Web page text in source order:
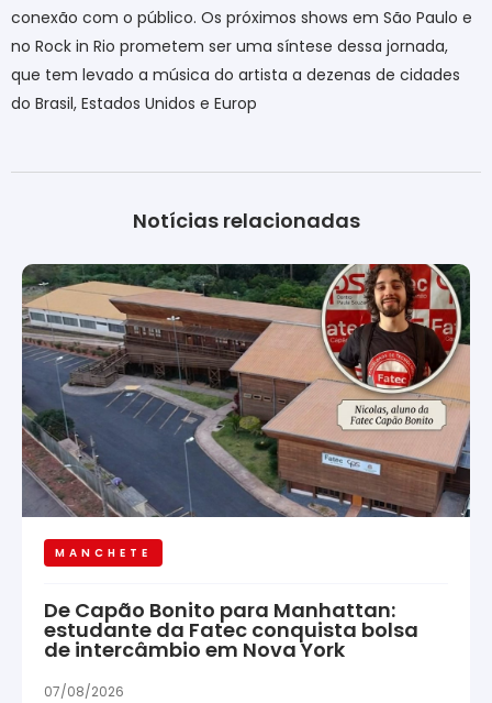
conexão com o público. Os próximos shows em São Paulo e
no Rock in Rio prometem ser uma síntese dessa jornada,
que tem levado a música do artista a dezenas de cidades
do Brasil, Estados Unidos e Europ
Notícias relacionadas
MANCHETE
De Capão Bonito para Manhattan:
estudante da Fatec conquista bolsa
de intercâmbio em Nova York
07/08/2026